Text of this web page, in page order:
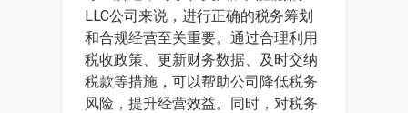
LLC公司来说，进行正确的税务筹划
和合规经营至关重要。通过合理利用
税收政策、更新财务数据、及时交纳
税款等措施，可以帮助公司降低税务
风险，提升经营效益。同时，对税务